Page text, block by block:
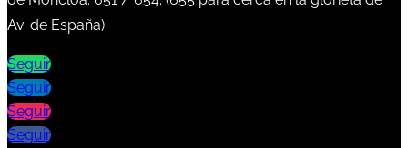
Av. de España)
Seguir
Seguir
Seguir
Seguir